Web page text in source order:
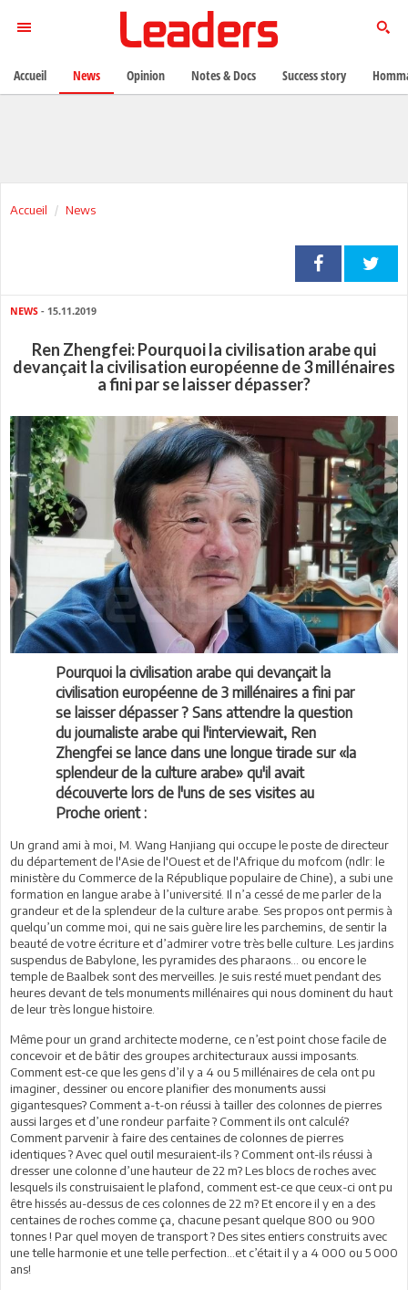
Accueil News
NEWS - 15.11.2019
Ren Zhengfei: Pourquoi la civilisation arabe qui
devançait la civilisation européenne de 3 millénaires
a fini par se laisser dépasser?
Pourquoi la civilisation arabe qui devançait la
civilisation européenne de 3 millénaires a fini par
se laisser dépasser ? Sans attendre la question
du journaliste arabe qui l'interviewait, Ren
Zhengfei se lance dans une longue tirade sur «la
splendeur de la culture arabe» qu'il avait
découverte lors de l'uns de ses visites au
Proche orient :
Un grand ami à moi, M. Wang Hanjiang qui occupe le poste de directeur
du département de l'Asie de l'Ouest et de l'Afrique du mofcom (ndlr: le
ministère du Commerce de la République populaire de Chine), a subi une
formation en langue arabe à l’université. Il n’a cessé de me parler de la
grandeur et de la splendeur de la culture arabe. Ses propos ont permis à
quelqu’un comme moi, qui ne sais guère lire les parchemins, de sentir la
beauté de votre écriture et d’admirer votre très belle culture. Les jardins
suspendus de Babylone, les pyramides des pharaons... ou encore le
temple de Baalbek sont des merveilles. Je suis resté muet pendant des
heures devant de tels monuments millénaires qui nous dominent du haut
de leur très longue histoire.
Même pour un grand architecte moderne, ce n’est point chose facile de
concevoir et de bâtir des groupes architecturaux aussi imposants.
Comment est-ce que les gens d’il y a 4 ou 5 millénaires de cela ont pu
imaginer, dessiner ou encore planifier des monuments aussi
gigantesques? Comment a-t-on réussi à tailler des colonnes de pierres
aussi larges et d’une rondeur parfaite ? Comment ils ont calculé?
Comment parvenir à faire des centaines de colonnes de pierres
identiques ? Avec quel outil mesuraient-ils ? Comment ont-ils réussi à
dresser une colonne d’une hauteur de 22 m? Les blocs de roches avec
lesquels ils construisaient le plafond, comment est-ce que ceux-ci ont pu
être hissés au-dessus de ces colonnes de 22 m? Et encore il y en a des
centaines de roches comme ça, chacune pesant quelque 800 ou 900
tonnes ! Par quel moyen de transport ? Des sites entiers construits avec
une telle harmonie et une telle perfection...et c’était il y a 4 000 ou 5 000
ans!
Accueil News Opinion Notes & Docs Success story